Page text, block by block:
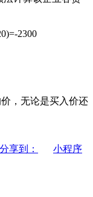
2300
，无论是买入价还
分享到：
小程序